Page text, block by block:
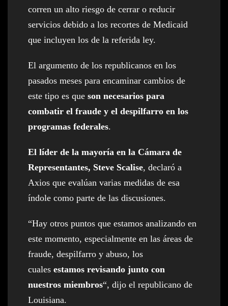
corren un alto riesgo de cerrar o reducir
servicios debido a los recortes de Medicaid
que incluyen los de la referida ley.
El argumento de los republicanos en los
pasados meses para encaminar cambios de
este tipo es que son necesarios para
combatir el fraude y el despilfarro en los
programas federales.
El líder de la mayoría en la Cámara de
Representantes, Steve Scalise, declaró a
Axios que evalúan varias medidas de esa
índole como parte de las discusiones.
“Hay otros puntos que estamos analizando en
este momento, especialmente en las áreas de
fraude, despilfarro y abuso, los
cuales estamos revisando junto con
nuestros miembros“, dijo el republicano de
Louisiana.